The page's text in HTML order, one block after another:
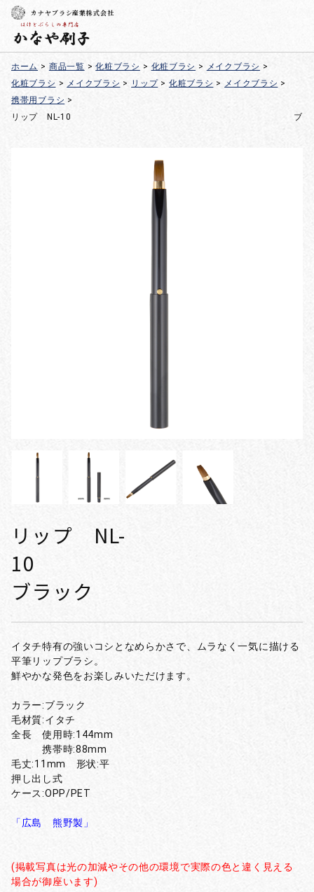
カナヤブラシ産業株式会社
ホーム > 商品一覧 > 化粧ブラシ > 化粧ブラシ > メイクブラシ >
化粧ブラシ > メイクブラシ > リップ > 化粧ブラシ > メイクブラシ >
携帯用ブラシ >
リップ NL-10 ブラッ
リップ NL-
ブラック
イタチ特有の強いコシとなめらかさで、ムラなく一気に描ける
平筆リップブラシ。
鮮やかな発色をお楽しみいただけます。
カラー:ブラック
毛材質:イタチ
全長 使用時:144mm
携帯時:88mm
毛丈:11mm 形状:平
押し出し式
ケース:OPP/PET
「広島 熊野製」
(掲載写真は光の加減やその他の環境で実際の色と違く見える
場合が御座います)